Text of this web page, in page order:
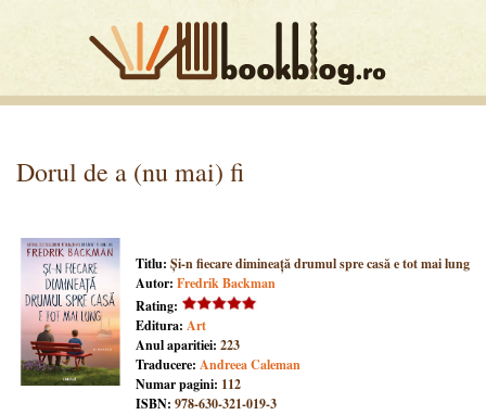
Dorul de a (nu mai) fi
Titlu: Și-n fiecare dimineață drumul spre casă e tot mai lung
Autor: Fredrik Backman
Rating:
Editura: Art
Anul aparitiei: 223
Traducere: Andreea Caleman
Numar pagini: 112
ISBN: 978-630-321-019-3